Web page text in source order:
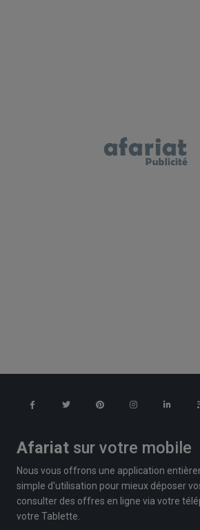
Afariat sur votre mobile
Nous vous offrons une application
simple d'utilisation pour mieux déposer
consulter des offres en ligne via votre
votre Tablette.